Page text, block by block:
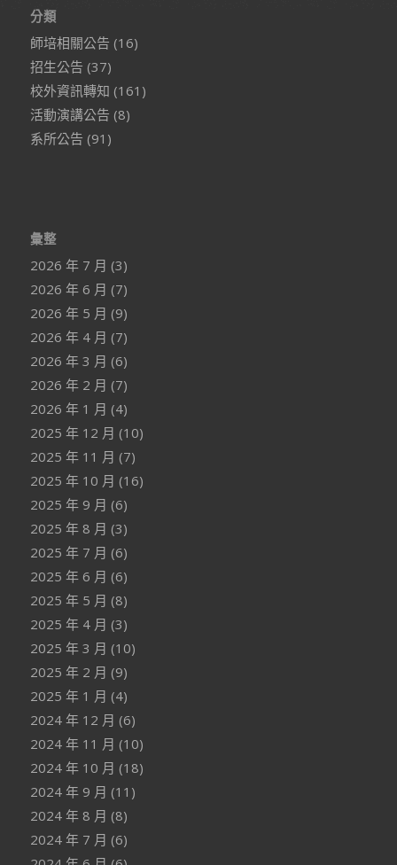
分類
師培相關公告 (16)
招生公告 (37)
校外資訊轉知 (161)
活動演講公告 (8)
系所公告 (91)
彙整
2026 年 7 月 (3)
2026 年 6 月 (7)
2026 年 5 月 (9)
2026 年 4 月 (7)
2026 年 3 月 (6)
2026 年 2 月 (7)
2026 年 1 月 (4)
2025 年 12 月 (10)
2025 年 11 月 (7)
2025 年 10 月 (16)
2025 年 9 月 (6)
2025 年 8 月 (3)
2025 年 7 月 (6)
2025 年 6 月 (6)
2025 年 5 月 (8)
2025 年 4 月 (3)
2025 年 3 月 (10)
2025 年 2 月 (9)
2025 年 1 月 (4)
2024 年 12 月 (6)
2024 年 11 月 (10)
2024 年 10 月 (18)
2024 年 9 月 (11)
2024 年 8 月 (8)
2024 年 7 月 (6)